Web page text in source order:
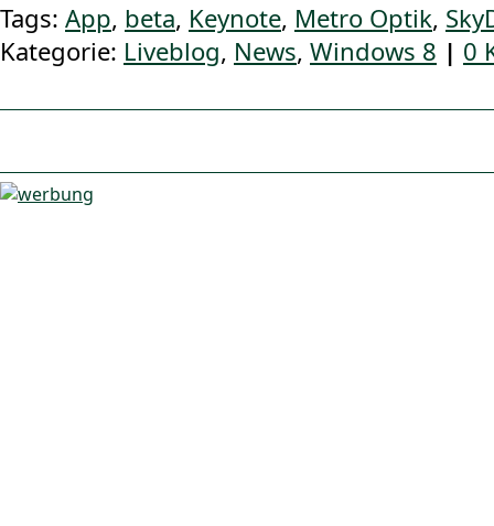
Tags: App, beta, Keynote, Metro Optik,
Kategorie: Liveblog, News, Windows 8 | 0